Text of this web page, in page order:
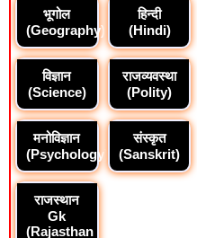
भूगोल
(Geography)
हिन्दी
(Hindi)
विज्ञान
(Science)
राजव्यवस्था
(Polity)
मनोविज्ञान
(Psychology)
संस्कृत
(Sanskrit)
राजस्थान
Gk
(Rajasthan